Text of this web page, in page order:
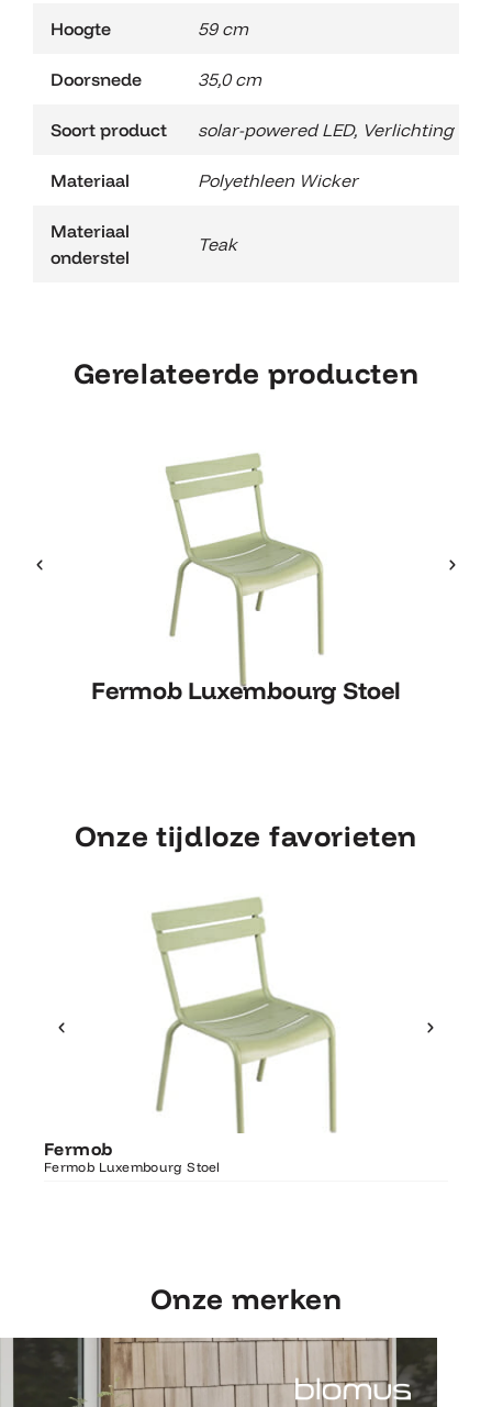
Hoogte 59 cm
Doorsnede 35,0 cm
Soort product solar-powered LED, Verlichting
Materiaal Polyethleen Wicker
Materiaal
onderstel
Teak
Gerelateerde producten
Fermob Luxembourg Stoel
Fermob Luxembourg Stoel
Onze tijdloze favorieten
Fermob
Fermob Luxembourg Stoel
Ontdek Fermob
Luxembourg Stoel
Onze merken